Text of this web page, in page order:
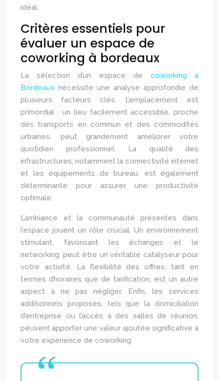
idéal.
Critères essentiels pour
évaluer un espace de
coworking à bordeaux
La sélection d’un espace de coworking à
Bordeaux nécessite une analyse approfondie de
plusieurs facteurs clés. L’emplacement est
primordial : un lieu facilement accessible, proche
des transports en commun et des commodités
urbaines, peut grandement améliorer votre
quotidien professionnel. La qualité des
infrastructures, notamment la connectivité internet
et les équipements de bureau, est également
déterminante pour assurer une productivité
optimale.
L’ambiance et la communauté présentes dans
l’espace jouent un rôle crucial. Un environnement
stimulant, favorisant les échanges et le
networking, peut être un véritable catalyseur pour
votre activité. La flexibilité des offres, tant en
termes d’horaires que de tarification, est un autre
aspect à ne pas négliger. Enfin, les services
additionnels proposés, tels que la domiciliation
d’entreprise ou l’accès à des salles de réunion,
peuvent apporter une valeur ajoutée significative à
votre expérience de coworking.